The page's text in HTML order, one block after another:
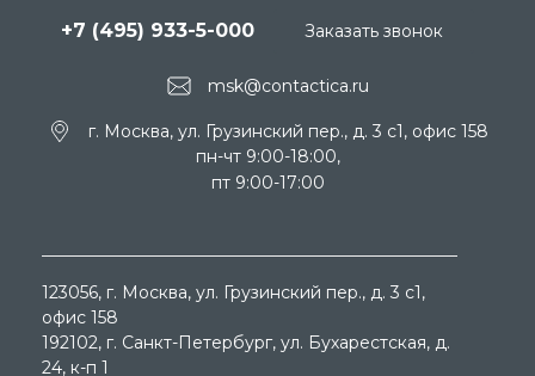
msk@contactica.ru
+7 (495) 933-5-000
г. Москва, ул. Грузинский пер., д. 3 c1, офис 158
пн-чт 9:00-18:00,
пт 9:00-17:00
Заказать звонок
123056, г. Москва, ул. Грузинский пер., д. 3 c1,
офис 158
192102, г. Санкт-Петербург, ул. Бухарестская, д.
24, к-п 1